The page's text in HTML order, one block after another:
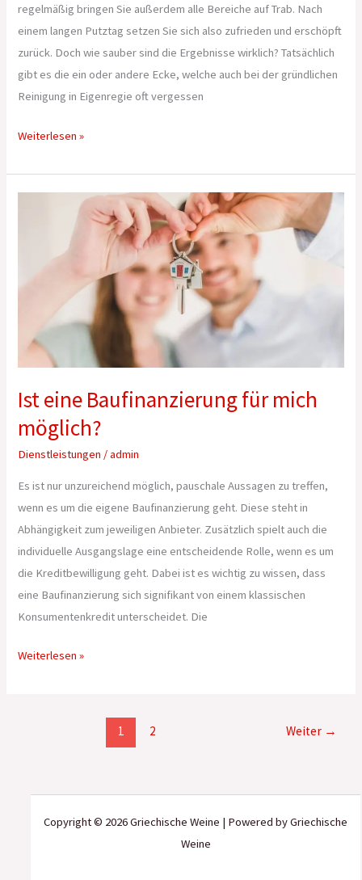
regelmäßig bringen Sie außerdem alle Bereiche auf Trab. Nach
einem langen Putztag setzen Sie sich also zufrieden und erschöpft
zurück. Doch wie sauber sind die Ergebnisse wirklich? Tatsächlich
gibt es die ein oder andere Ecke, welche auch bei der gründlichen
Reinigung in Eigenregie oft vergessen
Weiterlesen »
Ist eine Baufinanzierung für mich
möglich?
Dienstleistungen /admin
Es ist nur unzureichend möglich, pauschale Aussagen zu treffen,
wenn es um die eigene Baufinanzierung geht. Diese steht in
Abhängigkeit zum jeweiligen Anbieter. Zusätzlich spielt auch die
individuelle Ausgangslage eine entscheidende Rolle, wenn es um
die Kreditbewilligung geht. Dabei ist es wichtig zu wissen, dass
eine Baufinanzierung sich signifikant von einem klassischen
Konsumentenkredit unterscheidet. Die
Baufinanzierung
mich
möglich?
Weiterlesen »
1 2 Weiter →
Copyright © 2026 Griechische Weine | Powered by Griechische
Weine